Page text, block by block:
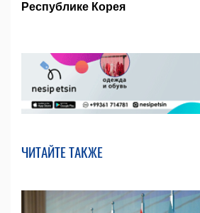
Республике Корея
ЧИТАЙТЕ ТАКЖЕ